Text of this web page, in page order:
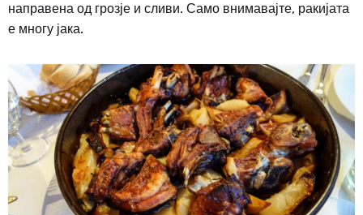
направена од грозје и сливи. Само внимавајте, ракијата
е многу јака.